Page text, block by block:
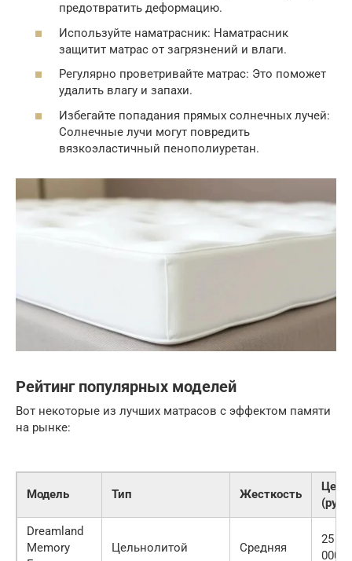
предотвратить деформацию.
Используйте наматрасник: Наматрасник
защитит матрас от загрязнений и влаги.
Регулярно проветривайте матрас: Это поможет
удалить влагу и запахи.
Избегайте попадания прямых солнечных лучей:
Солнечные лучи могут повредить
вязкоэластичный пенополиуретан.
Рейтинг популярных моделей
Вот некоторые из лучших матрасов с эффектом памяти
на рынке:
Модель Тип Жесткость
Цена
(руб.)
Dreamland
Memory
Цельнолитой Средняя
25
000